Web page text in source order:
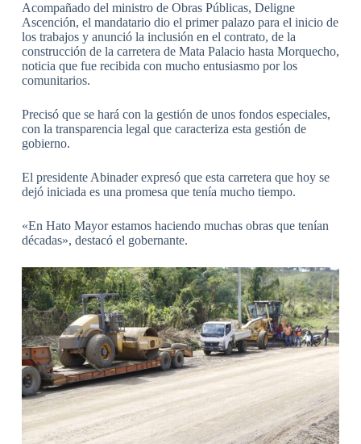
Acompañado del ministro de Obras Públicas, Deligne
Ascención, el mandatario dio el primer palazo para el inicio de
los trabajos y anunció la inclusión en el contrato, de la
construcción de la carretera de Mata Palacio hasta Morquecho,
noticia que fue recibida con mucho entusiasmo por los
comunitarios.
Precisó que se hará con la gestión de unos fondos especiales,
con la transparencia legal que caracteriza esta gestión de
gobierno.
El presidente Abinader expresó que esta carretera que hoy se
dejó iniciada es una promesa que tenía mucho tiempo.
«En Hato Mayor estamos haciendo muchas obras que tenían
décadas», destacó el gobernante.